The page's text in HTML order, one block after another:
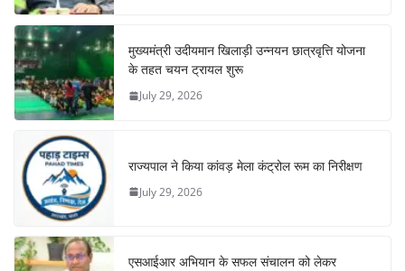
मुख्यमंत्री उदीयमान खिलाड़ी उन्नयन छात्रवृत्ति योजना
के तहत चयन ट्रायल शुरू
July 29, 2026
राज्यपाल ने किया कांवड़ मेला कंट्रोल रूम का निरीक्षण
July 29, 2026
एसआईआर अभियान के सफल संचालन को लेकर